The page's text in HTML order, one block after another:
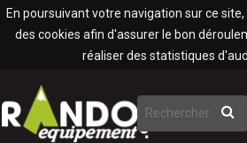
En poursuivant votre navigation sur ce
des cookies afin d'assurer le bon
réaliser des statistiques
Panneau de gestion des cookies